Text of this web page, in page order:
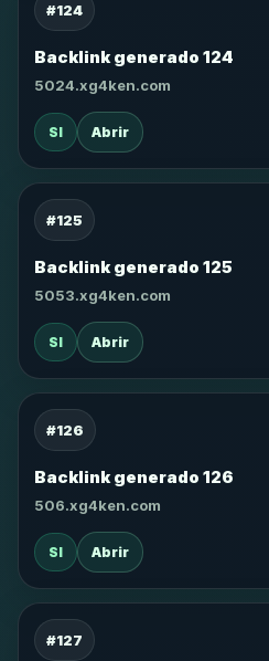
#124
Backlink generado 124
5024.xg4ken.com
SI Abrir
#125
Backlink generado 125
5053.xg4ken.com
SI Abrir
#126
Backlink generado 126
506.xg4ken.com
SI Abrir
#127